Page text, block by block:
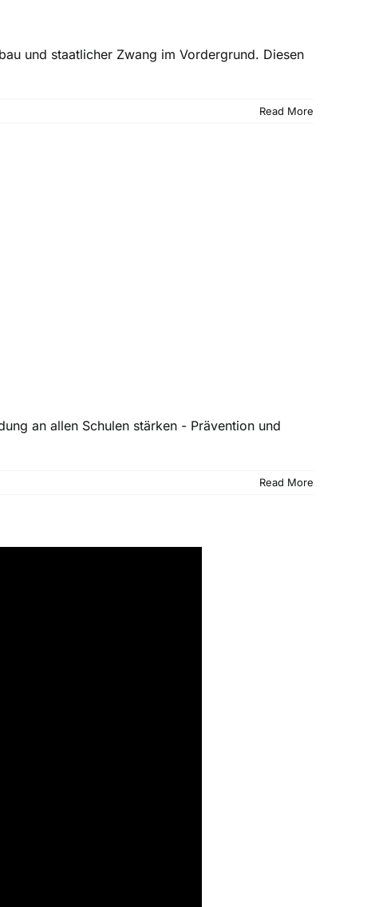
und staatlicher Zwang im Vordergrund. Diesen
Read More
an allen Schulen stärken - Prävention und
Read More